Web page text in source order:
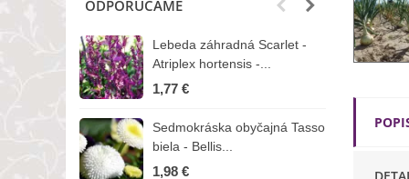
ODPORÚČAME
Lebeda záhradná Scarlet -
Atriplex hortensis -...
1,77 €
Sedmokráska obyčajná Tasso
biela - Bellis...
1,98 €